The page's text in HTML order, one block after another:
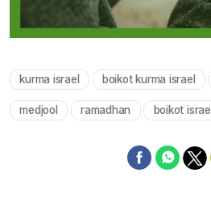
kurma israel boikot kurma israel
medjool ramadhan boikot israel